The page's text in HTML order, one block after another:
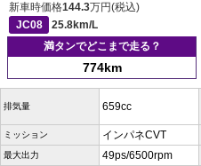
新車時価格144.3万円(税込)
JC08
25.8km/L
満タンでどこまで走る？
774km
排気量 659cc
ミッション インパネCVT
最大出力 49ps/6500rpm